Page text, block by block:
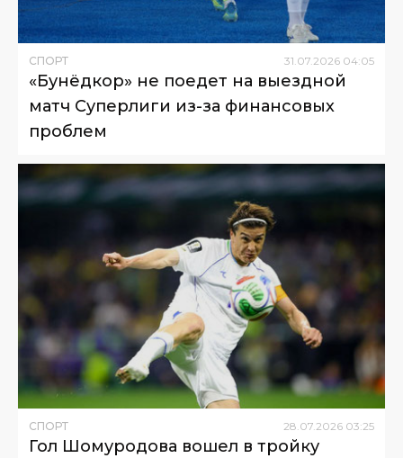
СПОРТ 31 07 2026 04:05
«Бунёдкор» не поедет на выездной
матч Суперлиги из-за финансовых
проблем
СПОРТ 28.07.2026 03:25
Гол Шомуродова вошел в тройку